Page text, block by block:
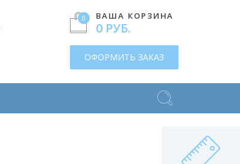
0 ВАША КОРЗИНА
0 РУБ.
ОФОРМИТЬ ЗАКАЗ